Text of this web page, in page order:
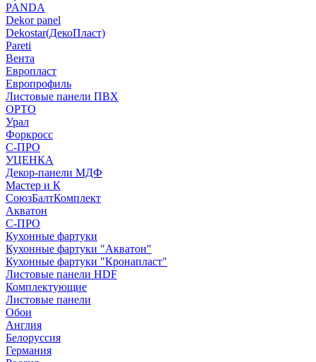
PANDA
Dekor panel
Dekostar(ДекоПласт)
Pareti
Вента
Европласт
Европрофиль
Листовые панели ПВХ
ОРТО
Урал
Форкросс
С-ПРО
УЦЕНКА
Декор-панели МДФ
Мастер и К
СоюзБалтКомплект
Акватон
С-ПРО
Кухонные фартуки
Кухонные фартуки "Акватон"
Кухонные фартуки "Кронапласт"
Листовые панели HDF
Комплектующие
Листовые панели
Обои
Англия
Белоруссия
Германия